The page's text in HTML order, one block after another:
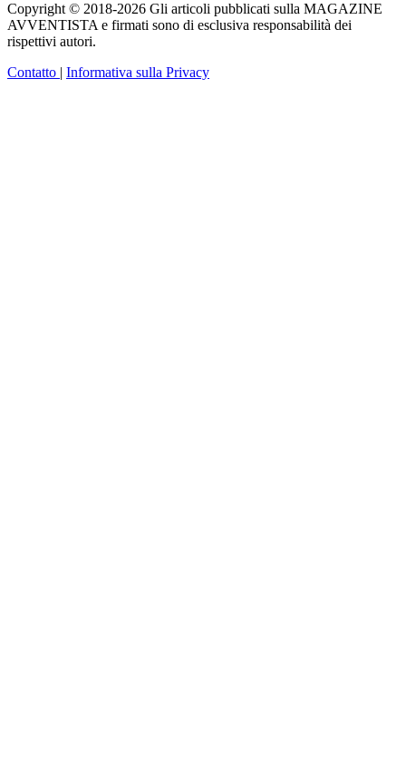
Copyright © 2018-2026 Gli articoli pubblicati sulla MAGAZINE
AVVENTISTA e firmati sono di esclusiva responsabilità dei
rispettivi autori.
Contatto | Informativa sulla Privacy